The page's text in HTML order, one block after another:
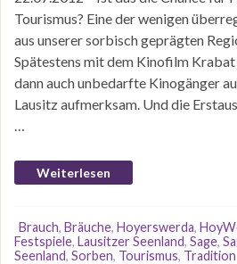
Tourismus? Eine der wenigen
aus unserer sorbisch geprägten
Spätestens mit dem Kinofilm
dann auch unbedarfte Kinogänger
Lausitz aufmerksam. Und die
…
Weiterlesen
Brauch, Bräuche, Hoyerswerda,
Festspiele, Lausitzer Seenland, Sage,
Seenland, Sorben, Tourismus, Tradition